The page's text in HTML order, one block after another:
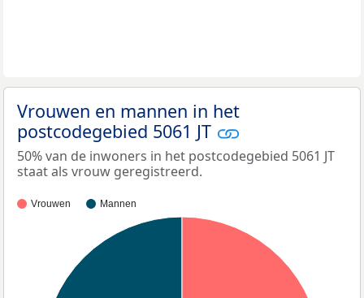
Vrouwen en mannen in het
postcodegebied 5061 JT
50% van de inwoners in het postcodegebied 5061 JT
staat als vrouw geregistreerd.
Vrouwen Mannen